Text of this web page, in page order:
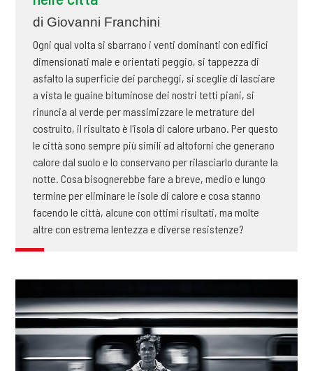
di Giovanni Franchini
Ogni qual volta si sbarrano i venti dominanti con edifici
dimensionati male e orientati peggio, si tappezza di
asfalto la superficie dei parcheggi, si sceglie di lasciare
a vista le guaine bituminose dei nostri tetti piani, si
rinuncia al verde per massimizzare le metrature del
costruito, il risultato è l'isola di calore urbano. Per questo
le città sono sempre più simili ad altoforni che generano
calore dal suolo e lo conservano per rilasciarlo durante la
notte. Cosa bisognerebbe fare a breve, medio e lungo
termine per eliminare le isole di calore e cosa stanno
facendo le città, alcune con ottimi risultati, ma molte
altre con estrema lentezza e diverse resistenze?